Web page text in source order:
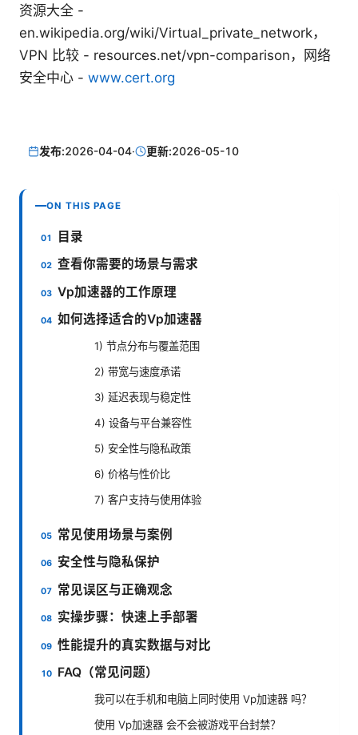
资源大全 -
en.wikipedia.org/wiki/Virtual_private_network，
VPN 比较 - resources.net/vpn-comparison，网络
安全中心 - www.cert.org
发布:2026-04-04· 更新:2026-05-10
ON THIS PAGE
目录
查看你需要的场景与需求
Vp加速器的工作原理
如何选择适合的Vp加速器
1) 节点分布与覆盖范围
2) 带宽与速度承诺
3) 延迟表现与稳定性
4) 设备与平台兼容性
5) 安全性与隐私政策
6) 价格与性价比
7) 客户支持与使用体验
常见使用场景与案例
安全性与隐私保护
常见误区与正确观念
实操步骤：快速上手部署
性能提升的真实数据与对比
FAQ（常见问题）
我可以在手机和电脑上同时使用 Vp加速器 吗？
使用 Vp加速器 会不会被游戏平台封禁？